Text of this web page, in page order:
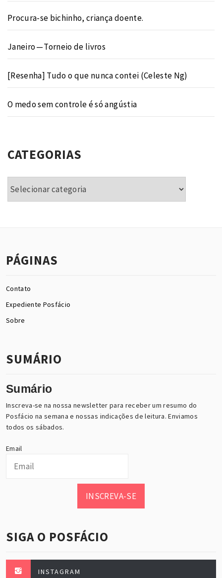
Procura-se bichinho, criança doente.
Janeiro — Torneio de livros
[Resenha] Tudo o que nunca contei (Celeste Ng)
O medo sem controle é só angústia
CATEGORIAS
PÁGINAS
Contato
Expediente Posfácio
Sobre
SUMÁRIO
Sumário
Inscreva-se na nossa newsletter para receber um resumo do
Posfácio na semana e nossas indicações de leitura. Enviamos
todos os sábados.
Email
INSCREVA-SE
SIGA O POSFÁCIO
INSTAGRAM